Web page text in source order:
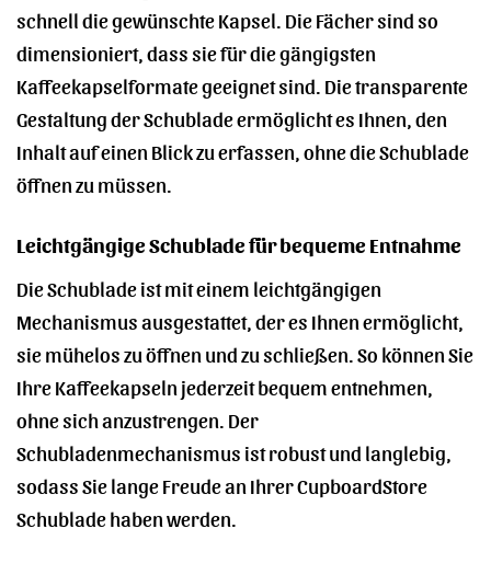
schnell die gewünschte Kapsel. Die Fächer sind so
dimensioniert, dass sie für die gängigsten
Kaffeekapselformate geeignet sind. Die transparente
Gestaltung der Schublade ermöglicht es Ihnen, den
Inhalt auf einen Blick zu erfassen, ohne die Schublade
öffnen zu müssen.
Leichtgängige Schublade für bequeme Entnahme
Die Schublade ist mit einem leichtgängigen
Mechanismus ausgestattet, der es Ihnen ermöglicht,
sie mühelos zu öffnen und zu schließen. So können Sie
Ihre Kaffeekapseln jederzeit bequem entnehmen,
ohne sich anzustrengen. Der
Schubladenmechanismus ist robust und langlebig,
sodass Sie lange Freude an Ihrer CupboardStore
Schublade haben werden.